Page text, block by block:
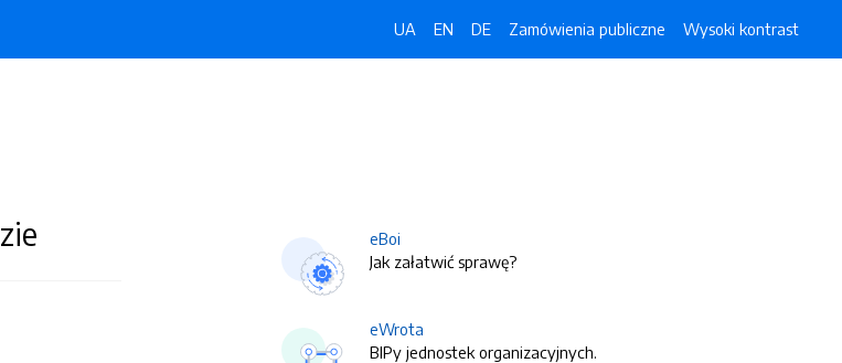
UA EN DE Zamówienia publiczne Wysoki kontrast
eBoi
Jak załatwić sprawę?
eWrota
BIPy jednostek organizacyjnych.